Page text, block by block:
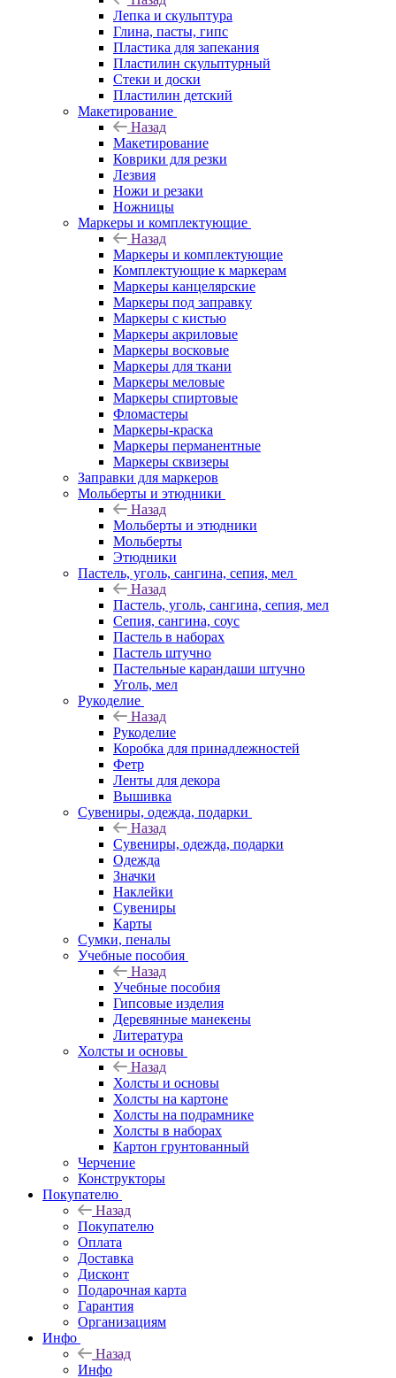
Лепка и скульптура
Глина, пасты, гипс
Пластика для запекания
Пластилин скульптурный
Стеки и доски
Пластилин детский
Макетирование
Назад
Макетирование
Коврики для резки
Лезвия
Ножи и резаки
Ножницы
Маркеры и комплектующие
Назад
Маркеры и комплектующие
Комплектующие к маркерам
Маркеры канцелярские
Маркеры под заправку
Маркеры с кистью
Маркеры акриловые
Маркеры восковые
Маркеры для ткани
Маркеры меловые
Маркеры спиртовые
Фломастеры
Маркеры-краска
Маркеры перманентные
Маркеры сквизеры
Заправки для маркеров
Мольберты и этюдники
Назад
Мольберты и этюдники
Мольберты
Этюдники
Пастель, уголь, сангина, сепия, мел
Назад
Пастель, уголь, сангина, сепия, мел
Сепия, сангина, соус
Пастель в наборах
Пастель штучно
Пастельные карандаши штучно
Уголь, мел
Рукоделие
Назад
Рукоделие
Коробка для принадлежностей
Фетр
Ленты для декора
Вышивка
Сувениры, одежда, подарки
Назад
Сувениры, одежда, подарки
Одежда
Значки
Наклейки
Сувениры
Карты
Сумки, пеналы
Учебные пособия
Назад
Учебные пособия
Гипсовые изделия
Деревянные манекены
Литература
Холсты и основы
Назад
Холсты и основы
Холсты на картоне
Холсты на подрамнике
Холсты в наборах
Картон грунтованный
Черчение
Конструкторы
Покупателю
Назад
Покупателю
Оплата
Доставка
Дисконт
Подарочная карта
Гарантия
Организациям
Инфо
Назад
Инфо